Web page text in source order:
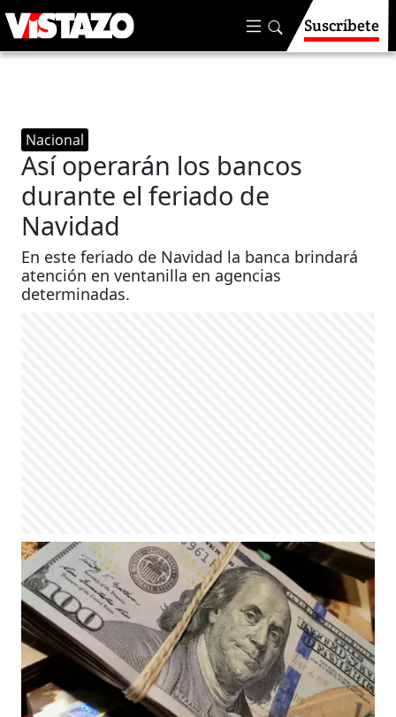
Suscríbete
Nacional
Así operarán los bancos
durante el feriado de
Navidad
En este feriado de Navidad la banca brindará
atención en ventanilla en agencias
determinadas.